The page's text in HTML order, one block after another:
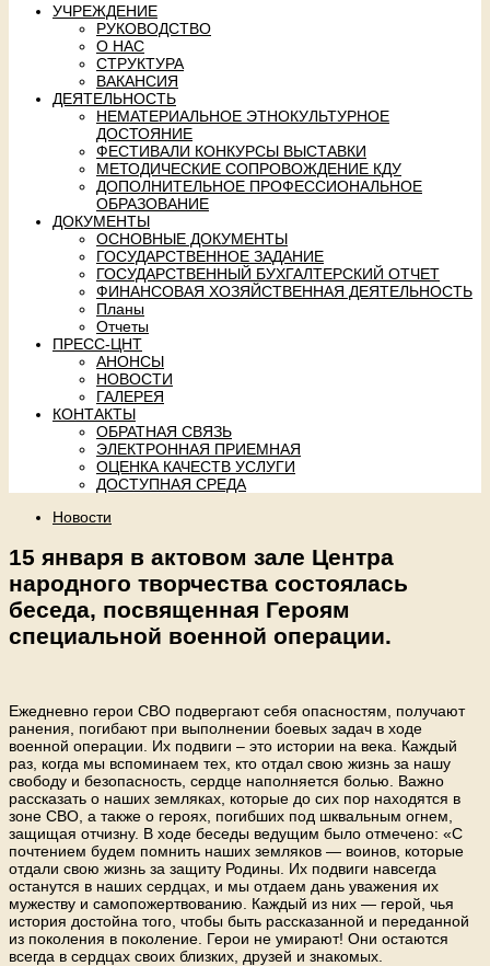
УЧРЕЖДЕНИЕ
РУКОВОДСТВО
О НАС
СТРУКТУРА
ВАКАНСИЯ
ДЕЯТЕЛЬНОСТЬ
НЕМАТЕРИАЛЬНОЕ ЭТНОКУЛЬТУРНОЕ
ДОСТОЯНИЕ
ФЕСТИВАЛИ КОНКУРСЫ ВЫСТАВКИ
МЕТОДИЧЕСКИЕ СОПРОВОЖДЕНИЕ КДУ
ДОПОЛНИТЕЛЬНОЕ ПРОФЕССИОНАЛЬНОЕ
ОБРАЗОВАНИЕ
ДОКУМЕНТЫ
ОСНОВНЫЕ ДОКУМЕНТЫ
ГОСУДАРСТВЕННОЕ ЗАДАНИЕ
ГОСУДАРСТВЕННЫЙ БУХГАЛТЕРСКИЙ ОТЧЕТ
ФИНАНСОВАЯ ХОЗЯЙСТВЕННАЯ ДЕЯТЕЛЬНОСТЬ
Планы
Отчеты
ПРЕСС-ЦНТ
АНОНСЫ
НОВОСТИ
ГАЛЕРЕЯ
КОНТАКТЫ
ОБРАТНАЯ СВЯЗЬ
ЭЛЕКТРОННАЯ ПРИЕМНАЯ
ОЦЕНКА КАЧЕСТВ УСЛУГИ
ДОСТУПНАЯ СРЕДА
Новости
15 января в актовом зале Центра
народного творчества состоялась
беседа, посвященная Героям
специальной военной операции.
Ежедневно герои СВО подвергают себя опасностям, получают
ранения, погибают при выполнении боевых задач в ходе
военной операции. Их подвиги – это истории на века. Каждый
раз, когда мы вспоминаем тех, кто отдал свою жизнь за нашу
свободу и безопасность, сердце наполняется болью. Важно
рассказать о наших земляках, которые до сих пор находятся в
зоне СВО, а также о героях, погибших под шквальным огнем,
защищая отчизну. В ходе беседы ведущим было отмечено: «С
почтением будем помнить наших земляков — воинов, которые
отдали свою жизнь за защиту Родины. Их подвиги навсегда
останутся в наших сердцах, и мы отдаем дань уважения их
мужеству и самопожертвованию. Каждый из них — герой, чья
история достойна того, чтобы быть рассказанной и переданной
из поколения в поколение. Герои не умирают! Они остаются
всегда в сердцах своих близких, друзей и знакомых.